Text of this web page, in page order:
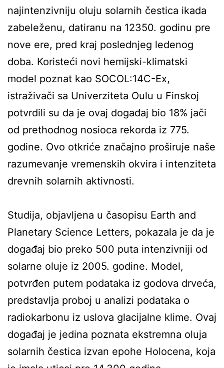
najintenzivniju oluju solarnih čestica ikada
zabeleženu, datiranu na 12350. godinu pre
nove ere, pred kraj poslednjeg ledenog
doba. Koristeći novi hemijski-klimatski
model poznat kao SOCOL:14C-Ex,
istraživači sa Univerziteta Oulu u Finskoj
potvrdili su da je ovaj događaj bio 18% jači
od prethodnog nosioca rekorda iz 775.
godine. Ovo otkriće značajno proširuje naše
razumevanje vremenskih okvira i intenziteta
drevnih solarnih aktivnosti.
Studija, objavljena u časopisu Earth and
Planetary Science Letters, pokazala je da je
događaj bio preko 500 puta intenzivniji od
solarne oluje iz 2005. godine. Model,
potvrđen putem podataka iz godova drveća,
predstavlja proboj u analizi podataka o
radiokarbonu iz uslova glacijalne klime. Ovaj
događaj je jedina poznata ekstremna oluja
solarnih čestica izvan epohe Holocena, koja